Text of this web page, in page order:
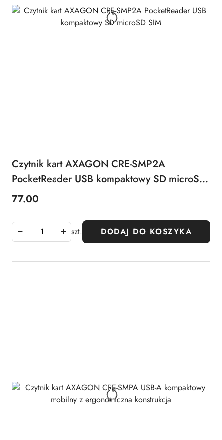
Czytnik kart AXAGON CRE-SMP2A
PocketReader USB kompaktowy SD microSD
SIM
Cena:
77.00
szt. DODAJ DO KOSZYKA